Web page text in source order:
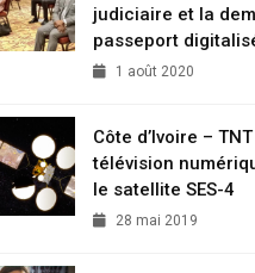
judiciaire et la
passeport
1 août 2020
Côte d’Ivoire –
télévision
le satellite SES-4
28 mai 2019